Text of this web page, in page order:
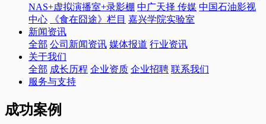
NAS+虚拟演播室+录影棚 中广天择 传媒 中国石油影视
中心
《食在囧途》栏目 嘉兴学院实验室
新闻资讯
全部 公司新闻资讯 媒体报道 行业资讯
关于我们
全部 成长历程 企业资质 企业招聘 联系我们
服务与支持
成功案例